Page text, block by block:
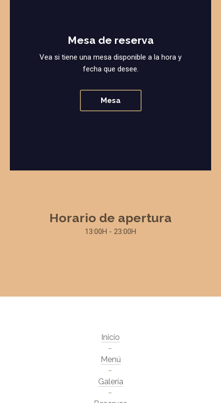
Mesa de reserva
Vea si tiene una mesa disponible a la hora y
fecha que desee.
Mesa
Horario de apertura
13:00H - 23:00H
Inicio
Menú
Galería